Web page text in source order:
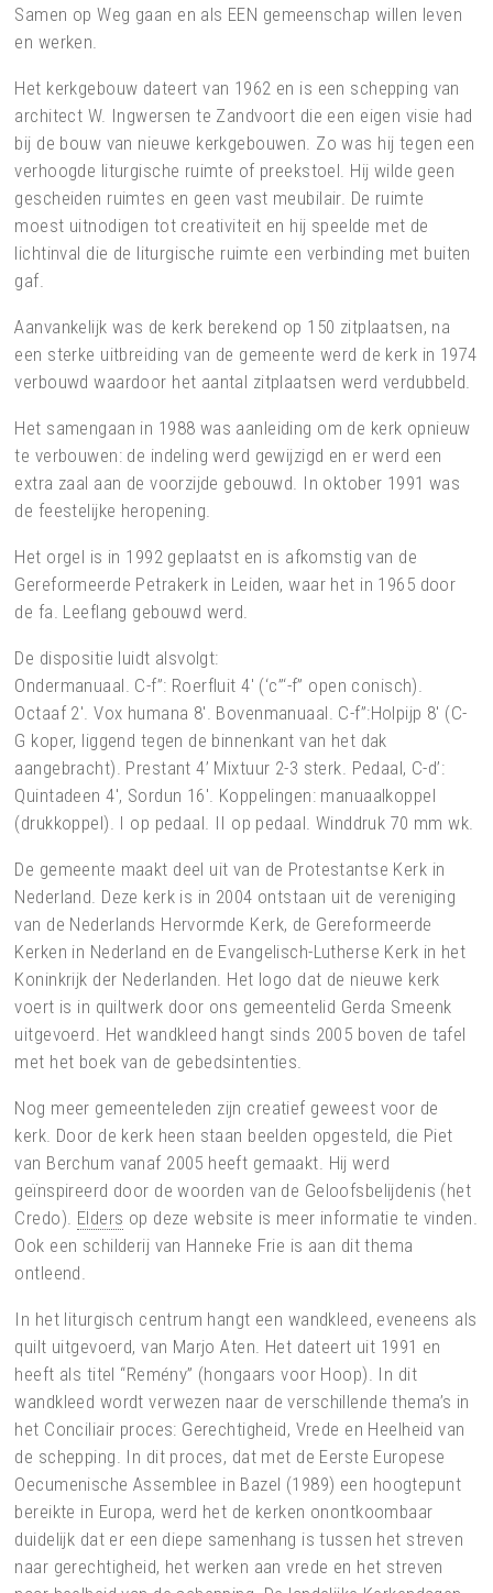
Samen op Weg gaan en als EEN gemeenschap willen leven
en werken.
Het kerkgebouw dateert van 1962 en is een schepping van
architect W. Ingwersen te Zandvoort die een eigen visie had
bij de bouw van nieuwe kerkgebouwen. Zo was hij tegen een
verhoogde liturgische ruimte of preekstoel. Hij wilde geen
gescheiden ruimtes en geen vast meubilair. De ruimte
moest uitnodigen tot creativiteit en hij speelde met de
lichtinval die de liturgische ruimte een verbinding met buiten
gaf.
Aanvankelijk was de kerk berekend op 150 zitplaatsen, na
een sterke uitbreiding van de gemeente werd de kerk in 1974
verbouwd waardoor het aantal zitplaatsen werd verdubbeld.
Het samengaan in 1988 was aanleiding om de kerk opnieuw
te verbouwen: de indeling werd gewijzigd en er werd een
extra zaal aan de voorzijde gebouwd. In oktober 1991 was
de feestelijke heropening.
Het orgel is in 1992 geplaatst en is afkomstig van de
Gereformeerde Petrakerk in Leiden, waar het in 1965 door
de fa. Leeflang gebouwd werd.
De dispositie luidt alsvolgt:
Ondermanuaal. C-f”: Roerfluit 4′ (‘c”‘-f” open conisch).
Octaaf 2′. Vox humana 8′. Bovenmanuaal. C-f”:Holpijp 8′ (C-
G koper, liggend tegen de binnenkant van het dak
aangebracht). Prestant 4’ Mixtuur 2-3 sterk. Pedaal, C-d’:
Quintadeen 4′, Sordun 16′. Koppelingen: manuaalkoppel
(drukkoppel). I op pedaal. II op pedaal. Winddruk 70 mm wk.
De gemeente maakt deel uit van de Protestantse Kerk in
Nederland. Deze kerk is in 2004 ontstaan uit de vereniging
van de Nederlands Hervormde Kerk, de Gereformeerde
Kerken in Nederland en de Evangelisch-Lutherse Kerk in het
Koninkrijk der Nederlanden. Het logo dat de nieuwe kerk
voert is in quiltwerk door ons gemeentelid Gerda Smeenk
uitgevoerd. Het wandkleed hangt sinds 2005 boven de tafel
met het boek van de gebedsintenties.
Nog meer gemeenteleden zijn creatief geweest voor de
kerk. Door de kerk heen staan beelden opgesteld, die Piet
van Berchum vanaf 2005 heeft gemaakt. Hij werd
geïnspireerd door de woorden van de Geloofsbelijdenis (het
Credo). Elders op deze website is meer informatie te vinden.
Ook een schilderij van Hanneke Frie is aan dit thema
ontleend.
In het liturgisch centrum hangt een wandkleed, eveneens als
quilt uitgevoerd, van Marjo Aten. Het dateert uit 1991 en
heeft als titel “Remény” (hongaars voor Hoop). In dit
wandkleed wordt verwezen naar de verschillende thema’s in
het Conciliair proces: Gerechtigheid, Vrede en Heelheid van
de schepping. In dit proces, dat met de Eerste Europese
Oecumenische Assemblee in Bazel (1989) een hoogtepunt
bereikte in Europa, werd het de kerken onontkoombaar
duidelijk dat er een diepe samenhang is tussen het streven
naar gerechtigheid, het werken aan vrede en het streven